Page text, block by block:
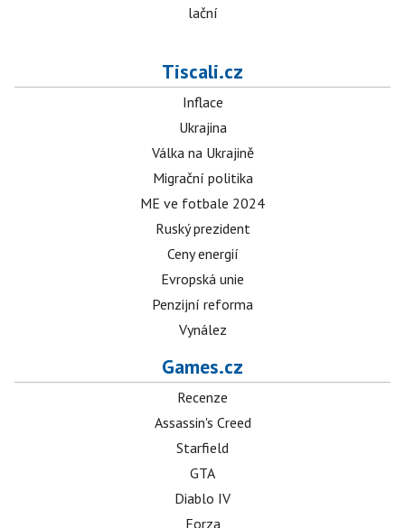
lační
Tiscali.cz
Inflace
Ukrajina
Válka na Ukrajině
Migrační politika
ME ve fotbale 2024
Ruský prezident
Ceny energií
Evropská unie
Penzijní reforma
Vynález
Games.cz
Recenze
Assassin's Creed
Starfield
GTA
Diablo IV
Forza